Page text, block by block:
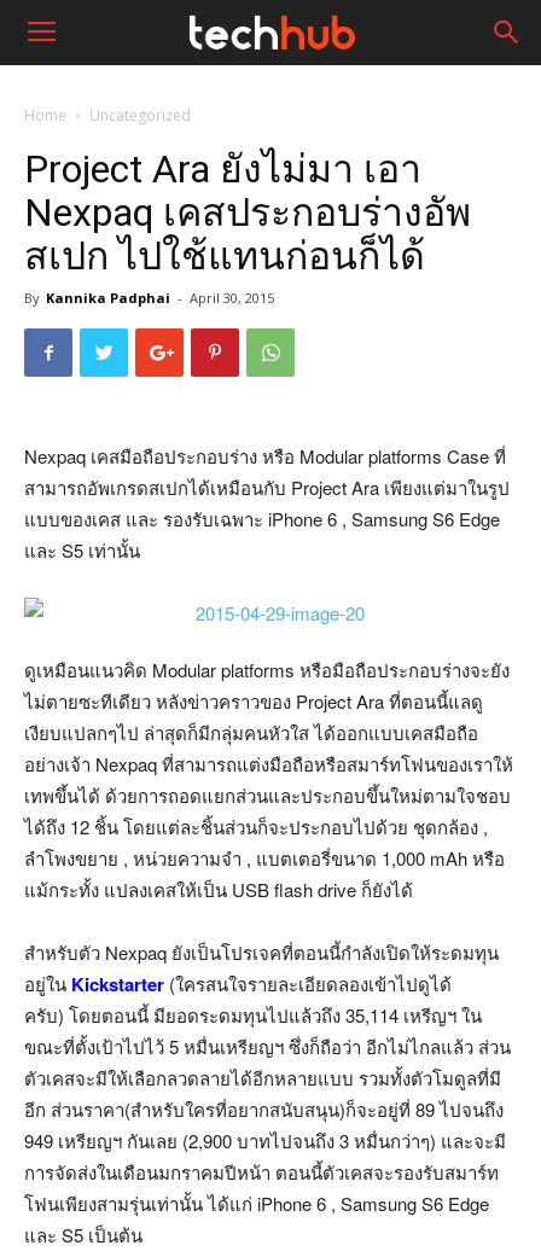
Home Uncategorized
Project Ara ยังไม่มา เอา
Nexpaq เคสประกอบร่างอัพ
สเปก ไปใช้แทนก่อนก็ได้
By Kannika Padphai - April 30, 2015
Nexpaq เคสมือถือประกอบร่าง หรือ Modular platforms Case ที่
สามารถอัพเกรดสเปกได้เหมือนกับ Project Ara เพียงแต่มาในรูป
แบบของเคส และ รองรับเฉพาะ iPhone 6 , Samsung S6 Edge
และ S5 เท่านั้น
ดูเหมือนแนวคิด Modular platforms หรือมือถือประกอบร่างจะยัง
ไม่ตายซะทีเดียว หลังข่าวคราวของ Project Ara ที่ตอนนี้แลดู
เงียบแปลกๆไป ล่าสุดก็มีกลุ่มคนหัวใส ได้ออกแบบเคสมือถือ
อย่างเจ้า Nexpaq ที่สามารถแต่งมือถือหรือสมาร์ทโฟนของเราให้
เทพขึ้นได้ ด้วยการถอดแยกส่วนและประกอบขึ้นใหม่ตามใจชอบ
ได้ถึง 12 ชิ้น โดยแต่ละชิ้นส่วนก็จะประกอบไปด้วย ชุดกล้อง ,
ลำโพงขยาย , หน่วยความจำ , แบตเตอรี่ขนาด 1,000 mAh หรือ
แม้กระทั้ง แปลงเคสให้เป็น USB flash drive ก็ยังได้
สำหรับตัว Nexpaq ยังเป็นโปรเจคที่ตอนนี้กำลังเปิดให้ระดมทุน
อยู่ใน Kickstarter (ใครสนใจรายละเอียดลองเข้าไปดูได้
ครับ) โดยตอนนี้ มียอดระดมทุนไปแล้วถึง 35,114 เหรีญฯ ใน
ขณะที่ตั้งเป้าไปไว้ 5 หมื่นเหรียญฯ ซึ่งก็ถือว่า อีกไม่ไกลแล้ว ส่วน
ตัวเคสจะมีให้เลือกลวดลายได้อีกหลายแบบ รวมทั้งตัวโมดูลที่มี
อีก ส่วนราคา(สำหรับใครที่อยากสนับสนุน)ก็จะอยู่ที่ 89 ไปจนถึง
949 เหรียญฯ กันเลย (2,900 บาทไปจนถึง 3 หมื่นกว่าๆ) และจะมี
การจัดส่งในเดือนมกราคมปีหน้า ตอนนี้ตัวเคสจะรองรับสมาร์ท
โฟนเพียงสามรุ่นเท่านั้น ได้แก่ iPhone 6 , Samsung S6 Edge
และ S5 เป็นต้น